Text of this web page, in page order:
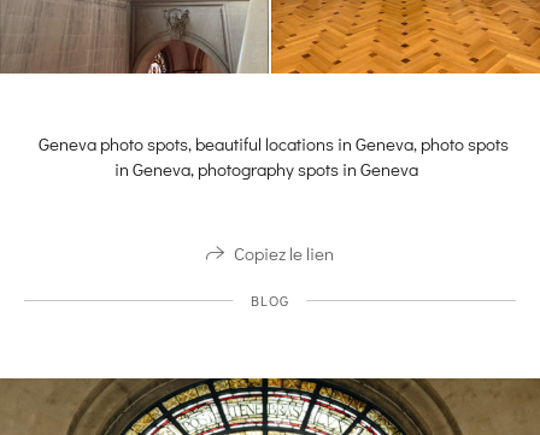
Geneva photo spots, beautiful locations in Geneva, photo spots
in Geneva, photography spots in Geneva
Copiez le lien
BLOG